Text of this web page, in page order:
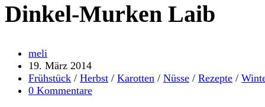
Dinkel-Murken Laib
Beitrags-
Autor:
meli
Beitrag
veröffentlicht:
19. März 2014
Beitrags-
Kategorie:
Frühstück / Herbst / Karotten / Nüsse / Rezepte /
Beitrags-
0 Kommentare